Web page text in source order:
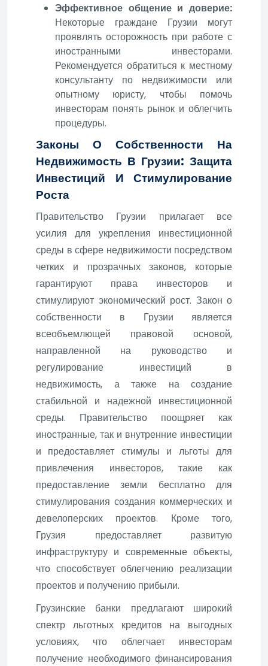
Эффективное общение и доверие:
Некоторые граждане Грузии могут
проявлять осторожность при работе с
иностранными инвесторами.
Рекомендуется обратиться к местному
консультанту по недвижимости или
опытному юристу, чтобы помочь
инвесторам понять рынок и облегчить
процедуры.
Законы О Собственности На
Недвижимость В Грузии: Защита
Инвестиций И Стимулирование
Роста
Правительство Грузии прилагает все
усилия для укрепления инвестиционной
среды в сфере недвижимости посредством
четких и прозрачных законов, которые
гарантируют права инвесторов и
стимулируют экономический рост. Закон о
собственности в Грузии является
всеобъемлющей правовой основой,
направленной на руководство и
регулирование инвестиций в
недвижимость, а также на создание
стабильной и надежной инвестиционной
среды. Правительство поощряет как
иностранные, так и внутренние инвестиции
и предоставляет стимулы и льготы для
привлечения инвесторов, такие как
предоставление земли бесплатно для
стимулирования создания коммерческих и
девелоперских проектов. Кроме того,
Грузия предоставляет развитую
инфраструктуру и современные объекты,
что способствует облегчению реализации
проектов и получению прибыли.
Грузинские банки предлагают широкий
спектр льготных кредитов на выгодных
условиях, что облегчает инвесторам
получение необходимого финансирования